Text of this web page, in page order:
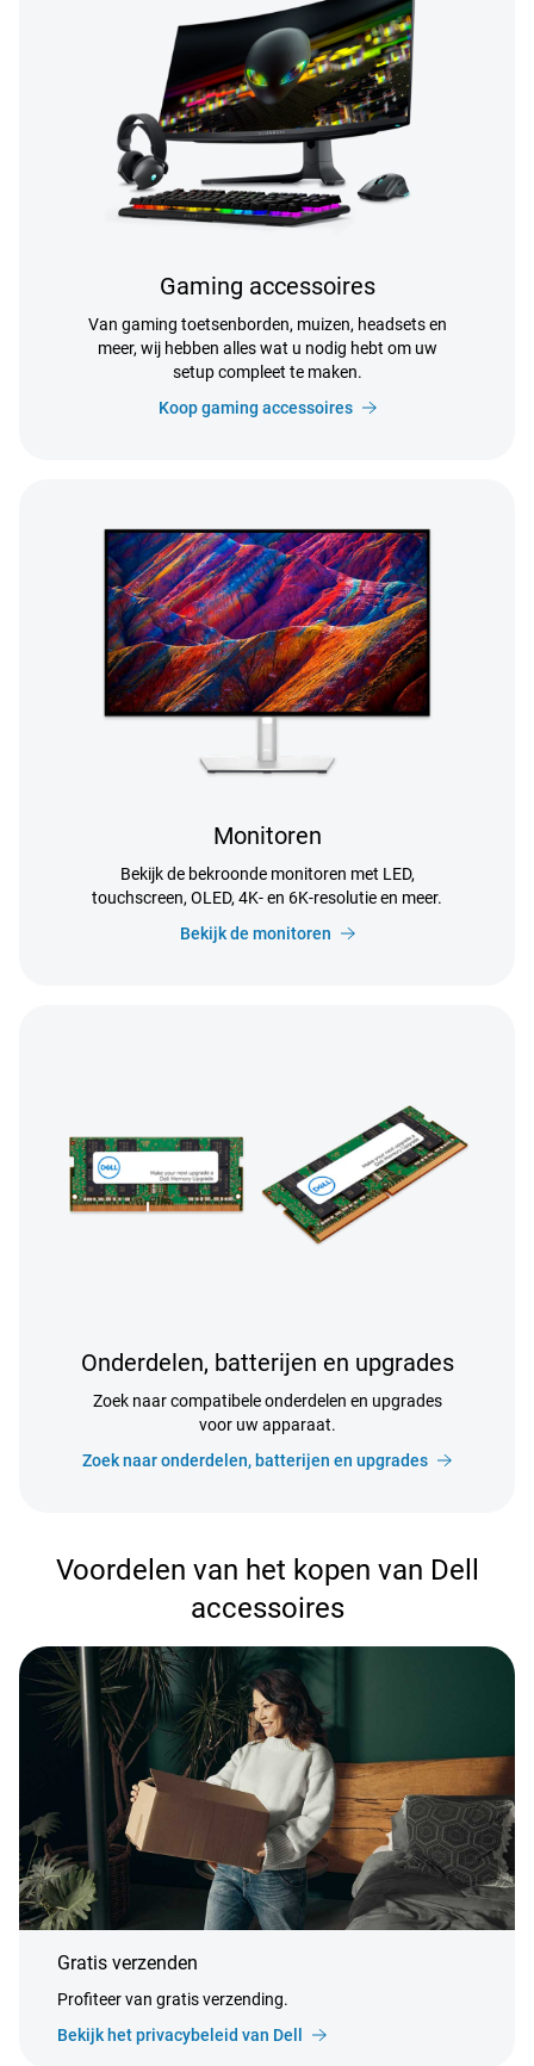
Gaming accessoires
Van gaming toetsenborden, muizen, headsets en
meer, wij hebben alles wat u nodig hebt om uw
setup compleet te maken.
Koop gaming accessoires
Monitoren
Bekijk de bekroonde monitoren met LED,
touchscreen, OLED, 4K- en 6K-resolutie en meer.
Bekijk de monitoren
Onderdelen, batterijen en upgrades
Zoek naar compatibele onderdelen en upgrades
voor uw apparaat.
Zoek naar onderdelen, batterijen en upgrades
Voordelen van het kopen van Dell
accessoires
Gratis verzenden
Profiteer van gratis verzending.
Bekijk het privacybeleid van Dell